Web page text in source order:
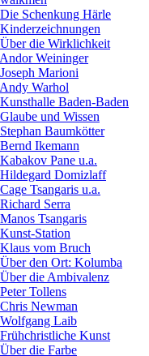
Schenkung Härle
die Wirklichkeit
Weininger
Marioni
Warhol
Baden-Baden
und Wissen
Baumkötter
Ikemann
Pane u.a.
Domizlaff
Tsangaris u.a.
Serra
Tsangaris
Station
vom Bruch
den Ort: Kolumba
die Ambivalenz
Tollens
Newman
Laib
Kunst
die Farbe